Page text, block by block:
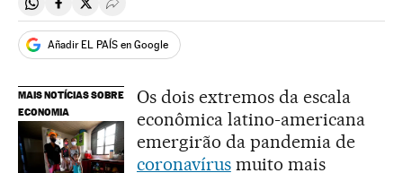
Compartir en Whatsapp
Compartir en Facebook
Compartir en Twitter
Desplegar Redes Sociales
Añadir EL PAÍS en Google
MAIS NOTÍCIAS SOBRE
ECONOMIA
Os dois extremos da escala
econômica latino-americana
emergirão da pandemia de
coronavírusmuito mais